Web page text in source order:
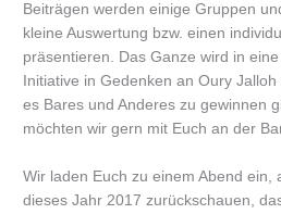
Beiträgen werden einige Gruppen
kleine Auswertung bzw. einen
präsentieren. Das Ganze wird in
Initiative in Gedenken an Oury
es Bares und Anderes zu gewinnen
möchten wir gern mit Euch an der
Wir laden Euch zu einem Abend ein,
dieses Jahr 2017 zurückschauen,